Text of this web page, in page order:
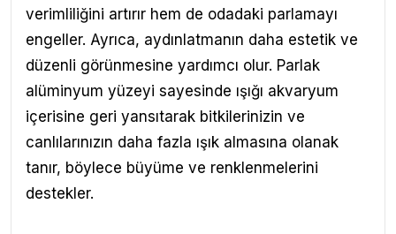
verimliliğini artırır hem de odadaki parlamayı
engeller. Ayrıca, aydınlatmanın daha estetik ve
düzenli görünmesine yardımcı olur. Parlak
alüminyum yüzeyi sayesinde ışığı akvaryum
içerisine geri yansıtarak bitkilerinizin ve
canlılarınızın daha fazla ışık almasına olanak
tanır, böylece büyüme ve renklenmelerini
destekler.